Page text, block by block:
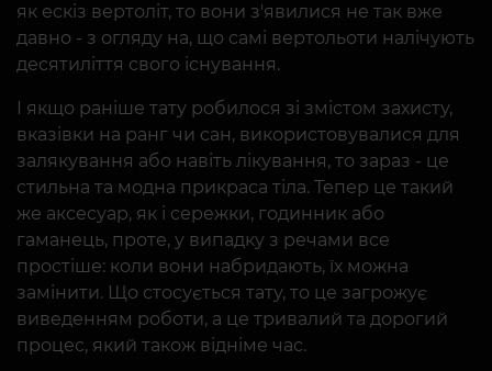
як ескіз вертоліт, то вони з'явилися не так вже
давно - з огляду на, що самі вертольоти налічують
десятиліття свого існування.
І якщо раніше тату робилося зі змістом захисту,
вказівки на ранг чи сан, використовувалися для
залякування або навіть лікування, то зараз - це
стильна та модна прикраса тіла. Тепер це такий
же аксесуар, як і сережки, годинник або
гаманець, проте, у випадку з речами все
простіше: коли вони набридають, їх можна
замінити. Що стосується тату, то це загрожує
виведенням роботи, а це тривалий та дорогий
процес, який також відніме час.